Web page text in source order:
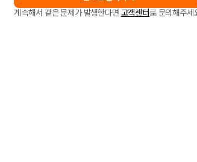
계속해서 같은 문제가 발생한다면 고객센터로 문의해주세